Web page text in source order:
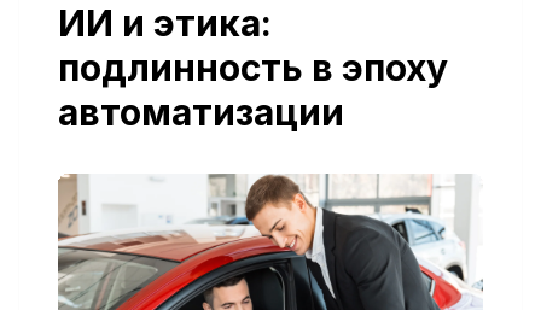
ИИ и этика:
подлинность в эпоху
автоматизации